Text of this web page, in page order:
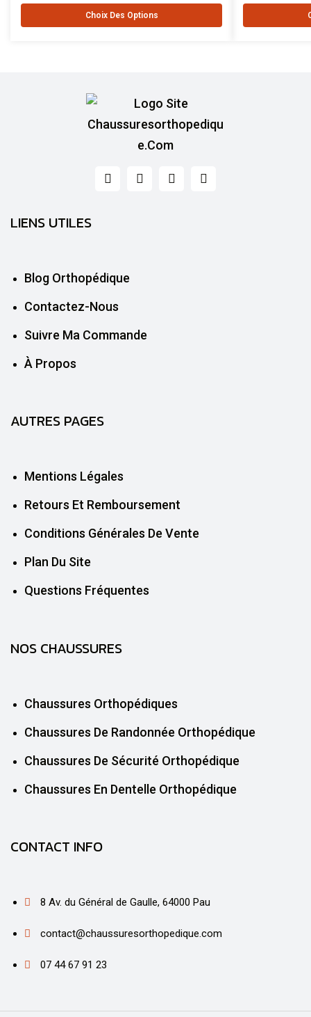
Choix Des Options
LIENS UTILES
Blog Orthopédique
Contactez-Nous
Suivre Ma Commande
À Propos
AUTRES PAGES
Mentions Légales
Retours Et Remboursement
Conditions Générales De Vente
Plan Du Site
Questions Fréquentes
NOS CHAUSSURES
Chaussures Orthopédiques
Chaussures De Randonnée Orthopédique
Chaussures De Sécurité Orthopédique
Chaussures En Dentelle Orthopédique
CONTACT INFO
8 Av. du Général de Gaulle, 64000 Pau
contact@chaussuresorthopedique.com
07 44 67 91 23